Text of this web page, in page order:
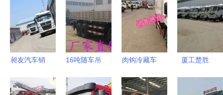
昶友汽车销
汽总代理与
16吨随车吊
高效作业的
肉钩冷藏车
厂家与价格
厦工楚胜
用汽车有限